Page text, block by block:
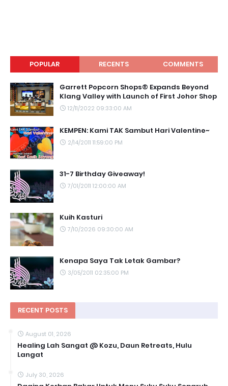
POPULAR RECENTS COMMENTS
Garrett Popcorn Shops® Expands Beyond
Klang Valley with Launch of First Johor Shop
12/11/2022 09:33:00 AM
KEMPEN: Kami TAK Sambut Hari Valentine~
2/14/2011 11:59:00 PM
31-7 Birthday Giveaway!
7/01/2011 12:00:00 AM
Kuih Kasturi
7/10/2026 09:30:00 AM
Kenapa Saya Tak Letak Gambar?
3/05/2011 02:35:00 PM
RECENT POSTS
August 01, 2026
Healing Lah Sangat @ Kozu, Daun Retreats, Hulu
Langat
July 30, 2026